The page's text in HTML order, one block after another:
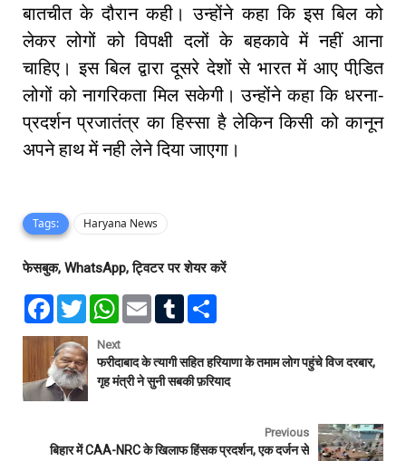
बातचीत के दौरान कही। उन्होंने कहा कि इस बिल को
लेकर लोगों को विपक्षी दलों के बहकावे में नहीं आना
चाहिए। इस बिल द्वारा दूसरे देशों से भारत में आए पीडि़त
लोगों को नागरिकता मिल सकेगी। उन्होंने कहा कि धरना-
प्रदर्शन प्रजातंत्र का हिस्सा है लेकिन किसी को कानून
अपने हाथ में नही लेने दिया जाएगा।
Tags: Haryana News
फेसबुक, WhatsApp, ट्विटर पर शेयर करें
F
e
b
o
o
k
T
w
t
t
r
W
t
s
A
p
E
l
T
l
r
e
Next
फरीदाबाद के त्यागी सहित हरियाणा के तमाम लोग पहुंचे विज दरबार,
गृह मंत्री ने सुनी सबकी फ़रियाद
Previous
बिहार में CAA-NRC के खिलाफ हिंसक प्रदर्शन, एक दर्जन से